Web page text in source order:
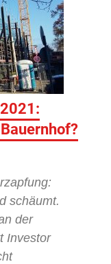
schäumt.
der
Investor